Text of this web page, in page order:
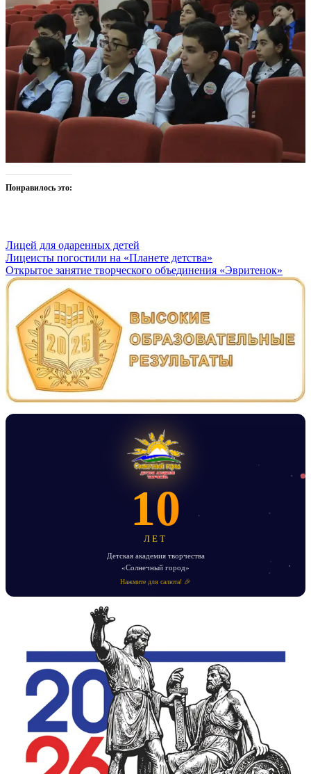
Понравилось это:
Лицей для одаренных детей
Навигация
по
записям
Лицеисты погостили на «Планете детства»
Открытое занятие творческого объединения «Эвритенок»
10
ЛЕТ
Детская академия творчества
«Солнечный город»
Нажмите для салюта! 🎉